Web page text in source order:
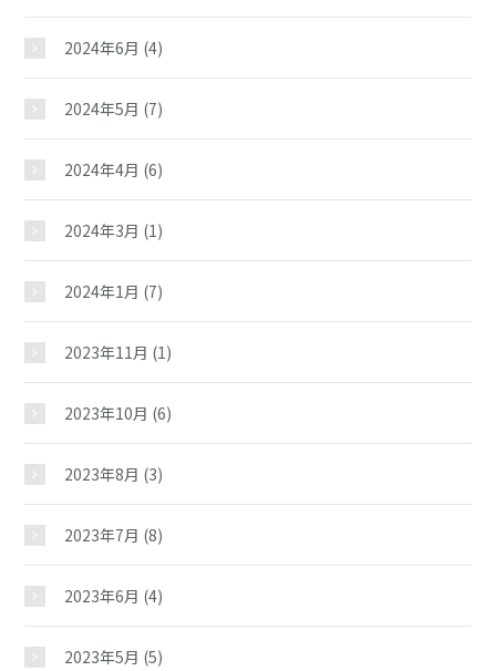
弥生児童館
おしらせ
じどうかんだより
イベント
スケジュール
施設紹介
ギャラリー
2024年6月 (4)
2024年5月 (7)
2024年4月 (6)
2024年3月 (1)
2024年1月 (7)
2023年11月 (1)
2023年10月 (6)
2023年8月 (3)
2023年7月 (8)
2023年6月 (4)
2023年5月 (5)